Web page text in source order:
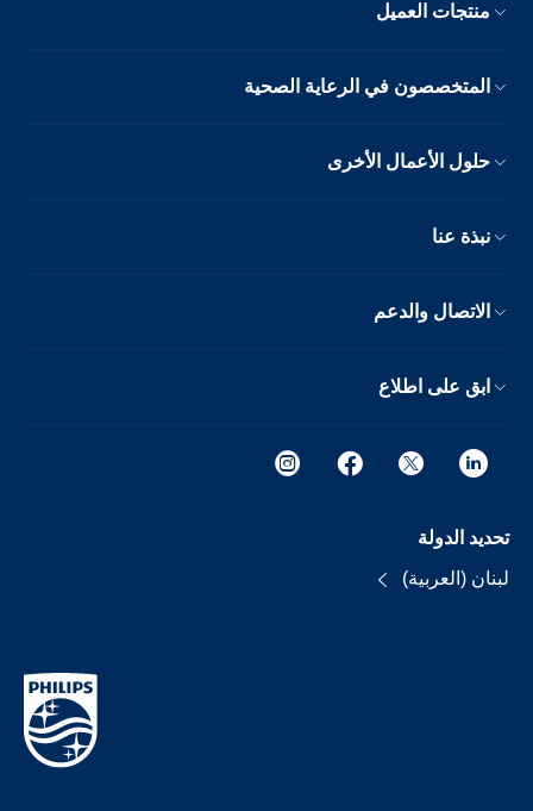
منتجات العميل
المتخصصون في الرعاية الصحية
حلول الأعمال الأخرى
نبذة عنا
الاتصال والدعم
ابق على اطلاع
تحديد الدولة
لبنان (العربية)